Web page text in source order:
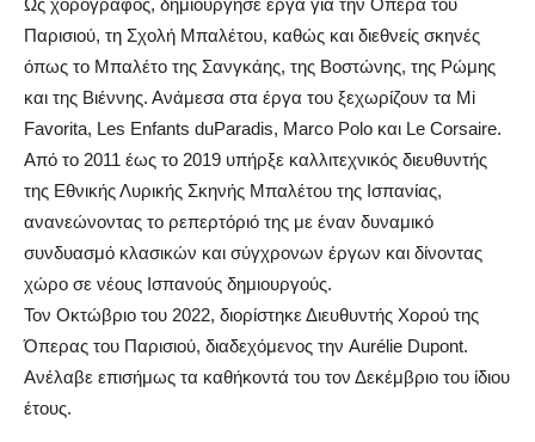
Ως χορογράφος, δημιούργησε έργα για την Όπερα του
Παρισιού, τη Σχολή Μπαλέτου, καθώς και διεθνείς σκηνές
όπως το Μπαλέτο της Σανγκάης, της Βοστώνης, της Ρώμης
και της Βιέννης. Ανάμεσα στα έργα του ξεχωρίζουν τα Mi
Favorita, Les Enfants duParadis, Marco Polo και Le Corsaire.
Από το 2011 έως το 2019 υπήρξε καλλιτεχνικός διευθυντής
της Εθνικής Λυρικής Σκηνής Μπαλέτου της Ισπανίας,
ανανεώνοντας το ρεπερτόριό της με έναν δυναμικό
συνδυασμό κλασικών και σύγχρονων έργων και δίνοντας
χώρο σε νέους Ισπανούς δημιουργούς.
Τον Οκτώβριο του 2022, διορίστηκε Διευθυντής Χορού της
Όπερας του Παρισιού, διαδεχόμενος την Aurélie Dupont.
Ανέλαβε επισήμως τα καθήκοντά του τον Δεκέμβριο του ίδιου
έτους.